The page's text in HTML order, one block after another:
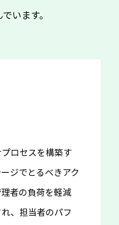
います。
ロセスを構築す
ジでとるべきアク
者の負荷を軽減
、担当者のパフ